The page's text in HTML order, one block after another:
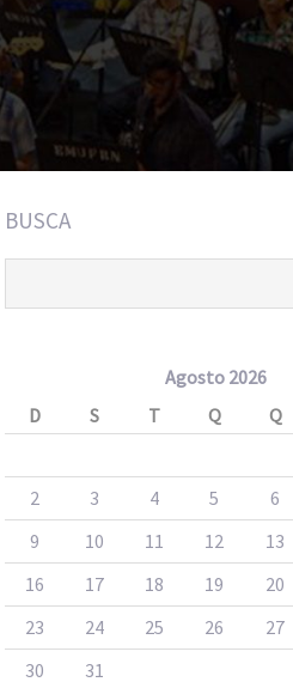
BUSCA
Agosto 2026
D
S T Q Q
2
3 4 5 6
9
10 11 12 13
16
17 18 19 20
23
24 25 26 27
30
31